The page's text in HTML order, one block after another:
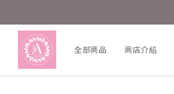
全部商品 商店介紹